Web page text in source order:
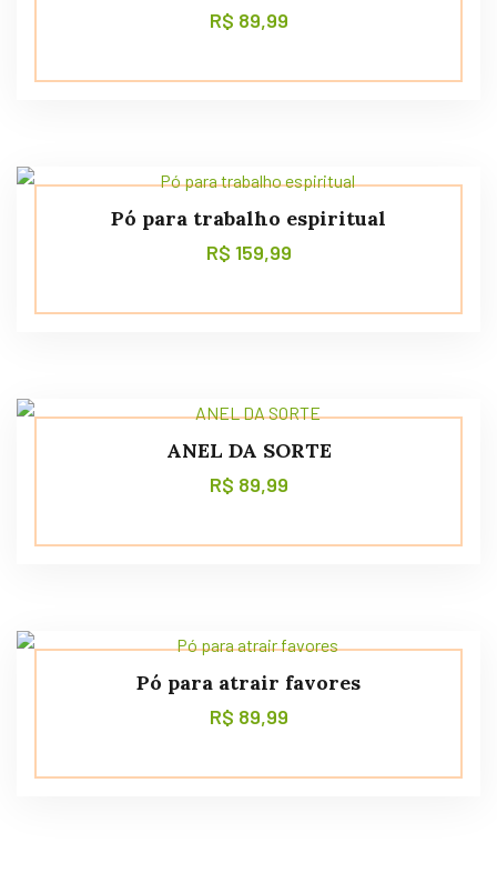
R$ 89,99
Pó para trabalho espiritual
R$ 159,99
ANEL DA SORTE
R$ 89,99
Pó para atrair favores
R$ 89,99